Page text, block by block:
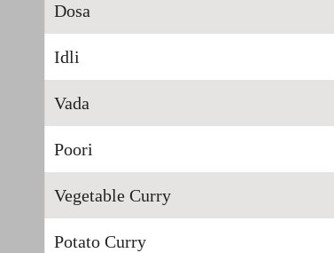
Dosa
Idli
Vada
Poori
Vegetable Curry
Potato Curry